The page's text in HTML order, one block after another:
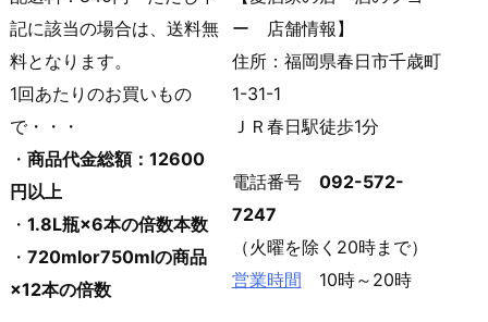
記に該当の場合は、送料無
料となります。
1回あたりのお買いもの
で・・・
・ 商品代金総額：12600
円以上
・ 1.8L瓶×6本の倍数本数
・ 720mlor750mlの商品
×12本の倍数
ー 店舗情報】
住所：福岡県春日市千歳町
1-31-1
ＪＲ春日駅徒歩1分
電話番号 092-572-
7247
（火曜を除く20時まで）
営業時間 10時～20時